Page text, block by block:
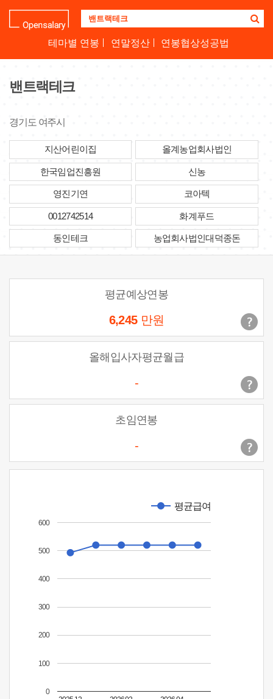
업
명
테마별 연봉 연말정산 연봉협상성공법
밴트랙테크
경기도 여주시
지산어린이집 올계농업회사법인
한국임업진흥원 신농
영진기연 코아텍
0012742514 화계푸드
동인테크 농업회사법인대덕종돈
평균예상연봉
6,245 만원
올해입사자평균월급
-
초임연봉
-
평균급여
0
100
200
300
400
500
600